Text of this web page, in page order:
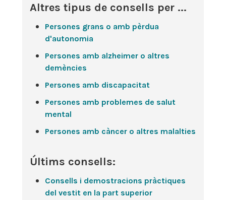
Altres tipus de consells per ...
Persones grans o amb pèrdua
d'autonomia
Persones amb alzheimer o altres
demències
Persones amb discapacitat
Persones amb problemes de salut
mental
Persones amb càncer o altres malalties
Últims consells:
Consells i demostracions pràctiques
del vestit en la part superior